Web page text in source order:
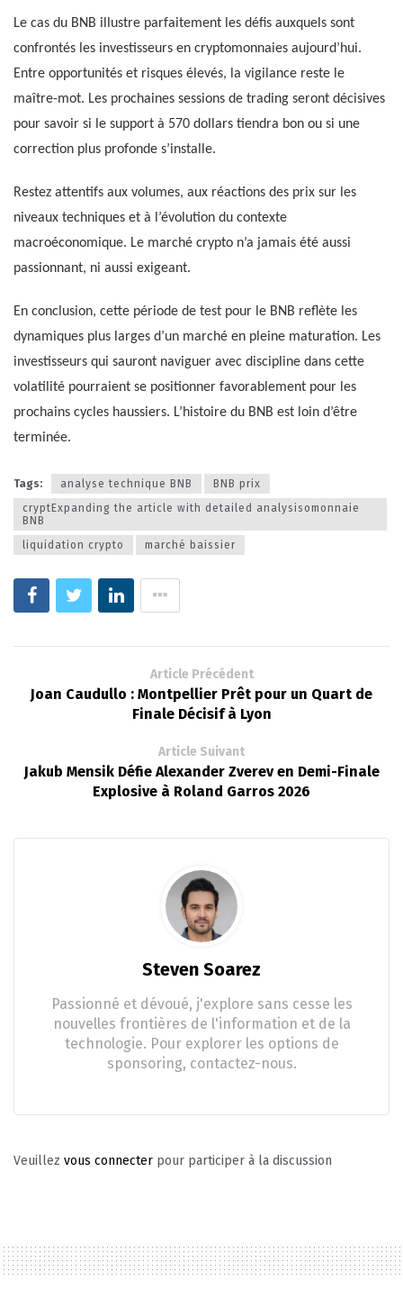
Le cas du BNB illustre parfaitement les défis auxquels sont
confrontés les investisseurs en cryptomonnaies aujourd’hui.
Entre opportunités et risques élevés, la vigilance reste le
maître-mot. Les prochaines sessions de trading seront décisives
pour savoir si le support à 570 dollars tiendra bon ou si une
correction plus profonde s’installe.
Restez attentifs aux volumes, aux réactions des prix sur les
niveaux techniques et à l’évolution du contexte
macroéconomique. Le marché crypto n’a jamais été aussi
passionnant, ni aussi exigeant.
En conclusion, cette période de test pour le BNB reflète les
dynamiques plus larges d’un marché en pleine maturation. Les
investisseurs qui sauront naviguer avec discipline dans cette
volatilité pourraient se positionner favorablement pour les
prochains cycles haussiers. L’histoire du BNB est loin d’être
terminée.
Tags: analyse technique BNB
BNB prix
cryptExpanding the article with detailed analysisomonnaie
BNB
liquidation crypto
marché baissier
Article Précédent
Joan Caudullo : Montpellier Prêt pour un Quart de
Finale Décisif à Lyon
Article Suivant
Jakub Mensik Défie Alexander Zverev en Demi-Finale
Explosive à Roland Garros 2026
Steven Soarez
Passionné et dévoué, j'explore sans cesse les
nouvelles frontières de l'information et de la
technologie. Pour explorer les options de
sponsoring, contactez-nous.
Veuillez vous connecter pour participer à la discussion